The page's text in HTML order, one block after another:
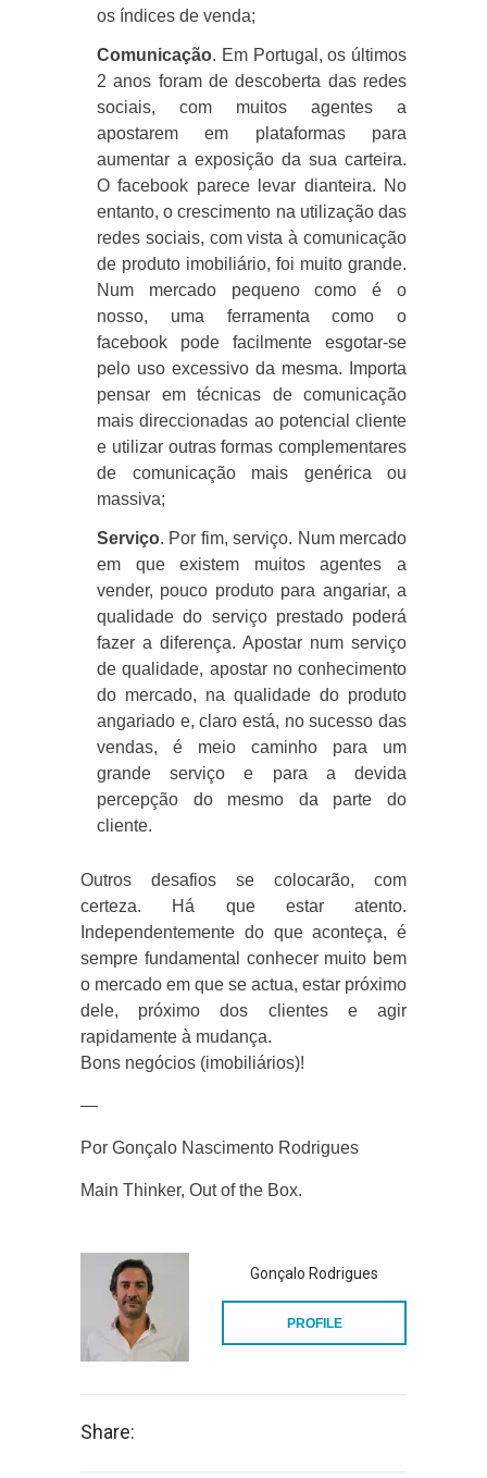
os índices de venda;
Comunicação. Em Portugal, os últimos
2 anos foram de descoberta das redes
sociais, com muitos agentes a
apostarem em plataformas para
aumentar a exposição da sua carteira.
O facebook parece levar dianteira. No
entanto, o crescimento na utilização das
redes sociais, com vista à comunicação
de produto imobiliário, foi muito grande.
Num mercado pequeno como é o
nosso, uma ferramenta como o
facebook pode facilmente esgotar-se
pelo uso excessivo da mesma. Importa
pensar em técnicas de comunicação
mais direccionadas ao potencial cliente
e utilizar outras formas complementares
de comunicação mais genérica ou
massiva;
Serviço. Por fim, serviço. Num mercado
em que existem muitos agentes a
vender, pouco produto para angariar, a
qualidade do serviço prestado poderá
fazer a diferença. Apostar num serviço
de qualidade, apostar no conhecimento
do mercado, na qualidade do produto
angariado e, claro está, no sucesso das
vendas, é meio caminho para um
grande serviço e para a devida
percepção do mesmo da parte do
cliente.
Outros desafios se colocarão, com
certeza. Há que estar atento.
Independentemente do que aconteça, é
sempre fundamental conhecer muito bem
o mercado em que se actua, estar próximo
dele, próximo dos clientes e agir
rapidamente à mudança.
Bons negócios (imobiliários)!
—
Por Gonçalo Nascimento Rodrigues
Main Thinker, Out of the Box.
Gonçalo Rodrigues
PROFILE
Share: